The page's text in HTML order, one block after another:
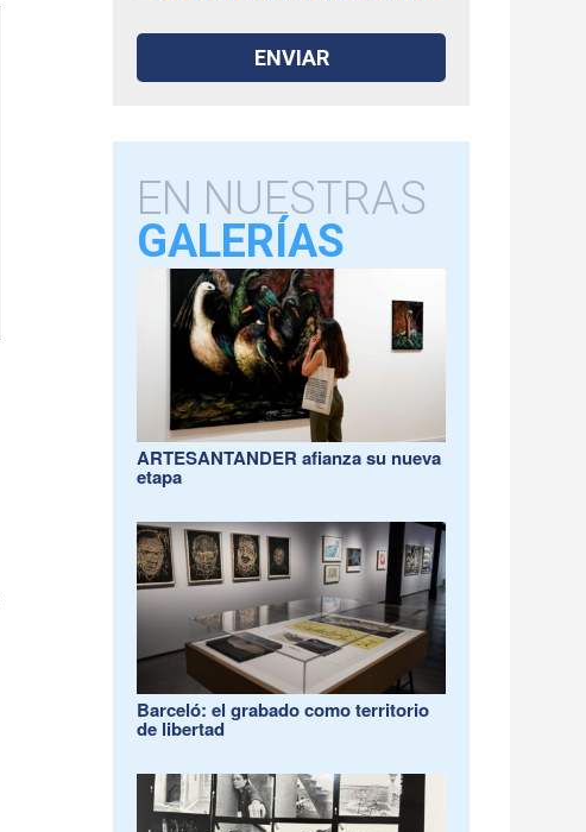
EN NUESTRAS
GALERÍAS
ARTESANTANDER afianza su nueva
etapa
Barceló: el grabado como territorio
de libertad